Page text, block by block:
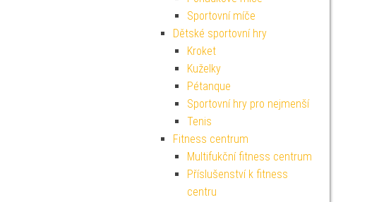
Sportovní míče
Dětské sportovní hry
Kroket
Kuželky
Pétanque
Sportovní hry pro nejmenší
Tenis
Fitness centrum
Multifukční fitness centrum
Příslušenství k fitness
centru